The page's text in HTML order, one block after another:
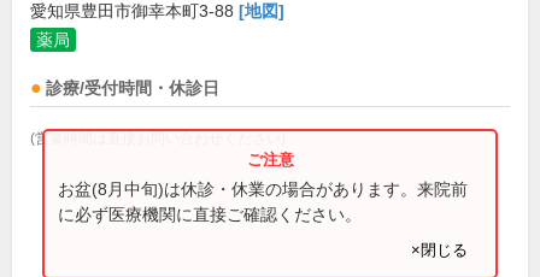
愛知県豊田市御幸本町3-88 [地図]
薬局
診療/受付時間・休診日
(営業時間は直接お問い合わせください)
お盆(8月中旬)は休診・休業の場合があります。来院前
に必ず医療機関に直接ご確認ください。
×閉じる